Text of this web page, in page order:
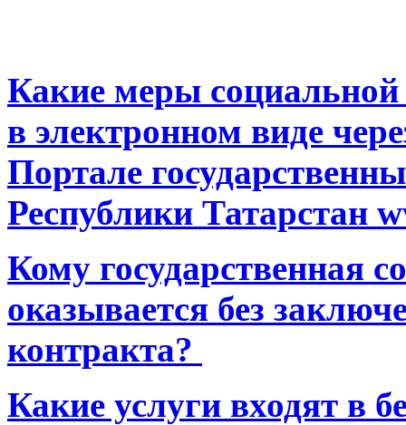
Какие меры
в электронном виде
Портале
Республики Татарстан
Кому государственная
оказывается без
контракта?
Какие услуги входят в